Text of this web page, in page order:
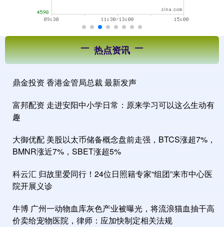
热点资讯
鼎金投资 香港金管局总裁 最新发声
富邦配资 走进安阳中小学日常：原来学习可以这么生动有
趣
大御优配 美股以太币储备概念盘前走强，BTCS涨超7%，
BMNR涨近7%，SBET涨超5%
科云汇 归故里爱同行！24位日照籍专家“组团”来市中心医
院开展义诊
牛博 广州一动物血库灰色产业被曝光，将流浪猫血抽干高
价卖给宠物医院，律师：应加快制定相关法规